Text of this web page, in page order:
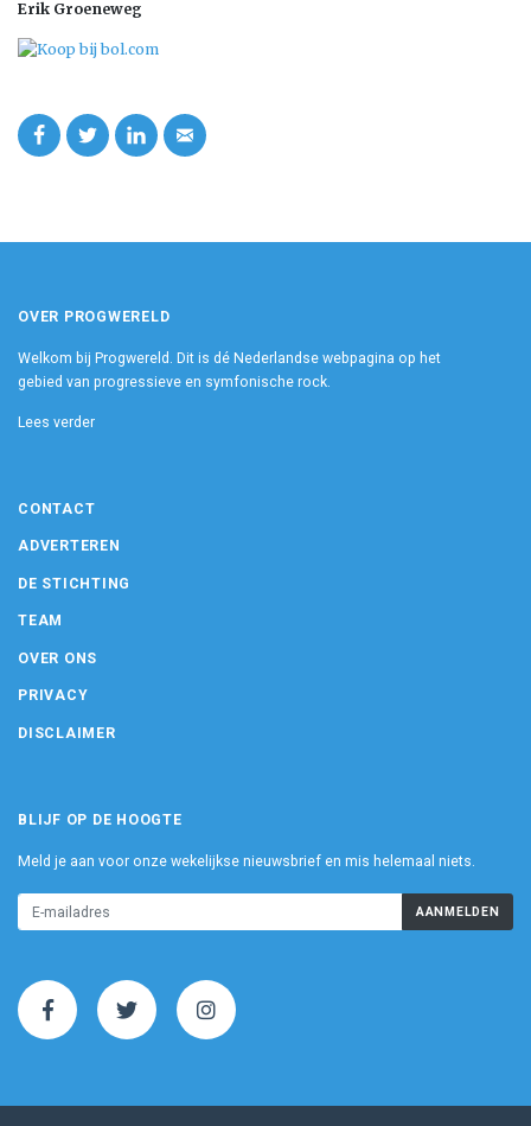
Erik Groeneweg
OVER PROGWERELD
Welkom bij Progwereld. Dit is dé Nederlandse webpagina op het
gebied van progressieve en symfonische rock.
Lees verder
CONTACT
ADVERTEREN
DE STICHTING
TEAM
OVER ONS
PRIVACY
DISCLAIMER
BLIJF OP DE HOOGTE
Meld je aan voor onze wekelijkse nieuwsbrief en mis helemaal niets.
AANMELDEN